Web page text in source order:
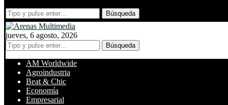
Búsqueda
jueves, 6 agosto, 2026
Búsqueda
AM Worldwide
Agroindustria
Beat & Chic
Economía
Empresarial